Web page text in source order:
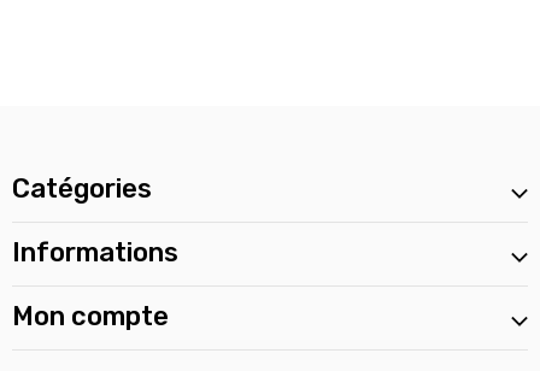
Catégories
Informations
Mon compte